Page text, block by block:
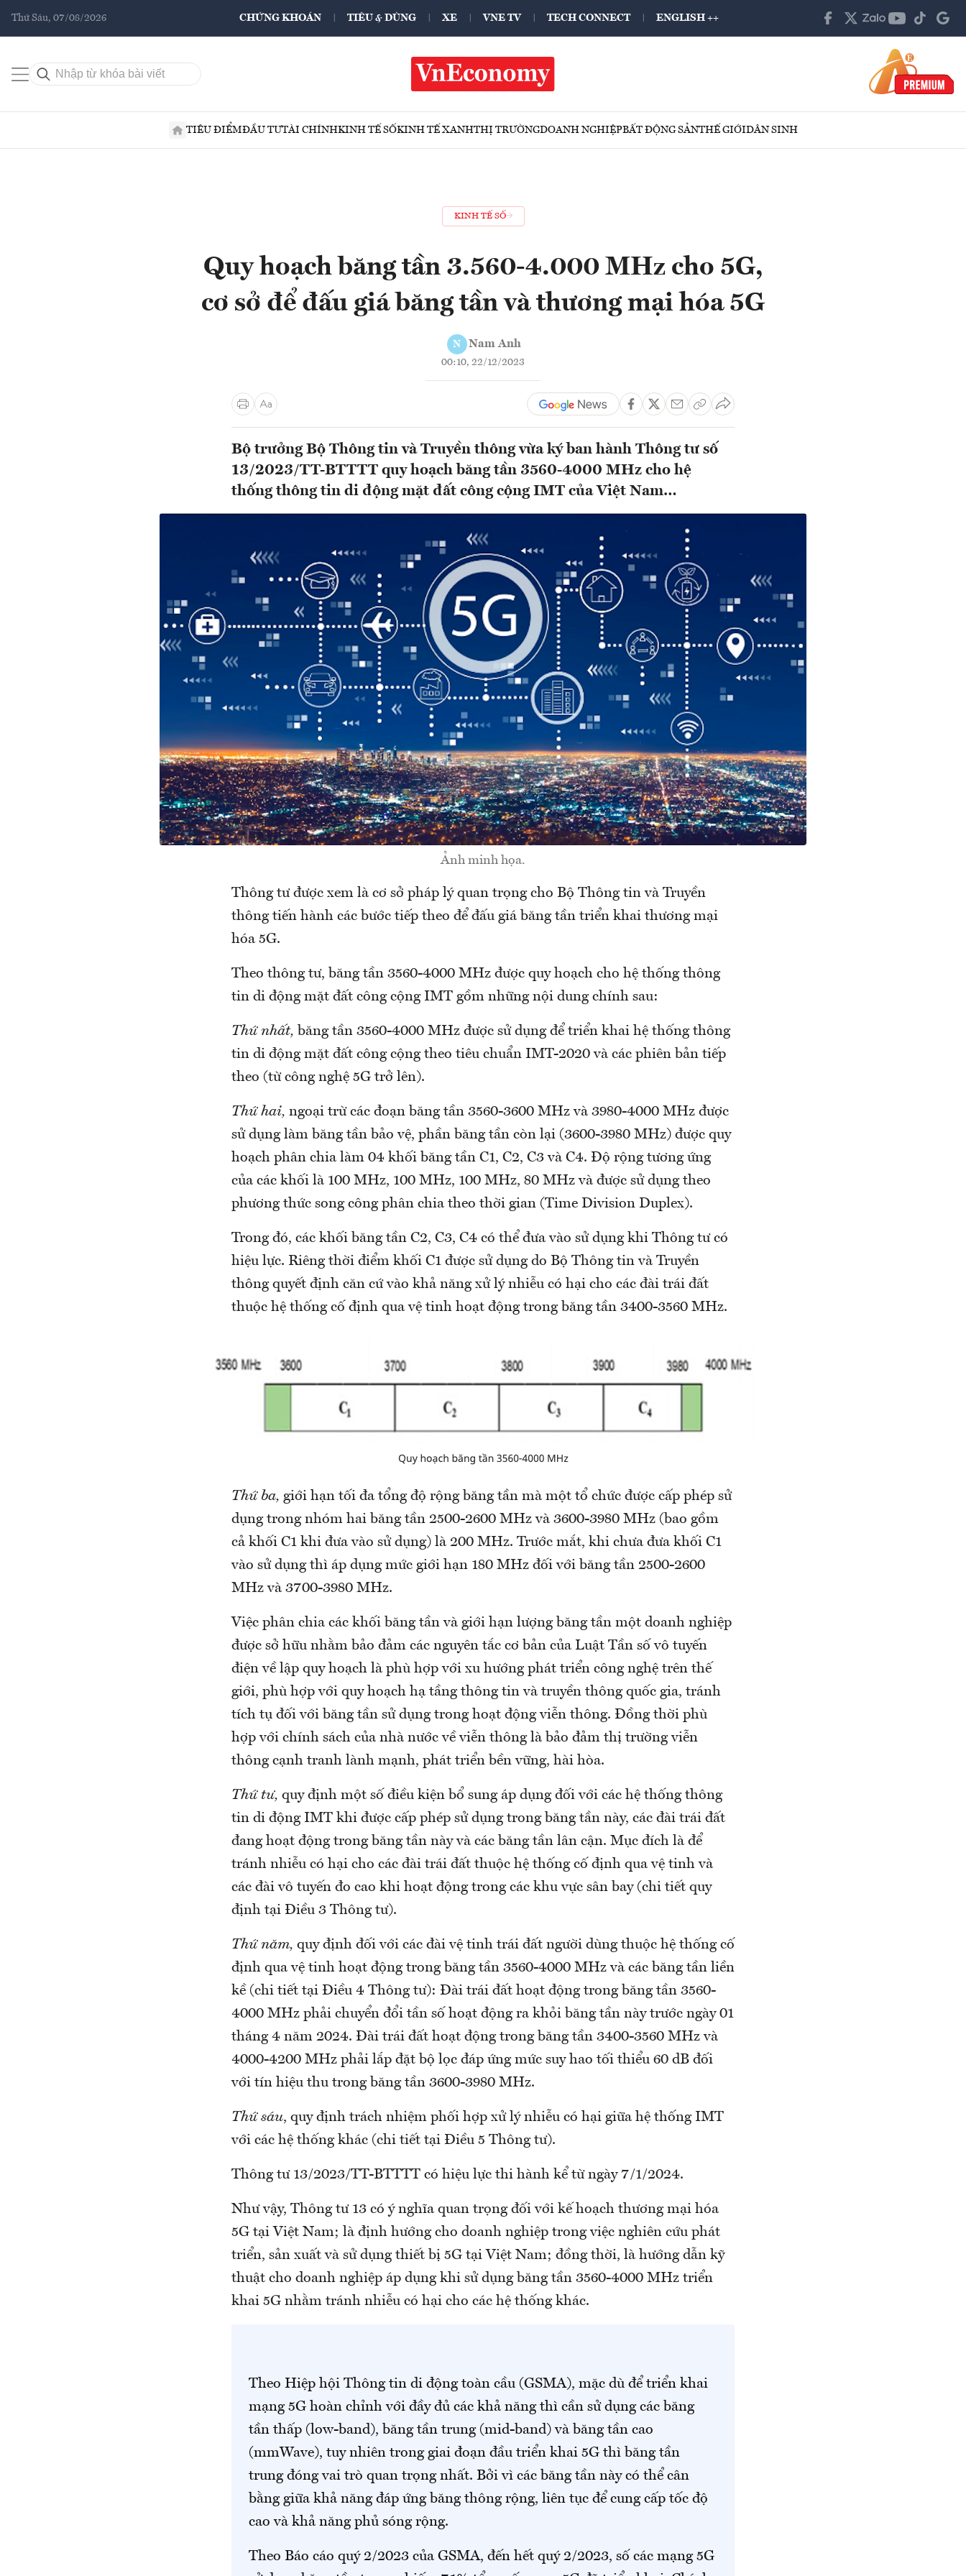
Thứ Sáu, 07/08/2026 CHỨNG KHOÁN TIÊU & DÙNG XE VNE TV TECH CONNECT ENGLISH ++
TIÊU ĐIỂMĐẦU TƯTÀI CHÍNHKINH TẾ SỐKINH TẾ XANHTHỊ TRƯỜNGDOANH NGHIỆPBẤT ĐỘNG SẢNTHẾ GIỚIDÂN SINH
KINH TẾ SỐ
Quy hoạch băng tần 3.560-4.000 MHz cho 5G,
cơ sở để đấu giá băng tần và thương mại hóa 5G
N Nam Anh
00:10, 22/12/2023
Bộ trưởng Bộ Thông tin và Truyền thông vừa ký ban hành Thông tư số
13/2023/TT-BTTTT quy hoạch băng tần 3560-4000 MHz cho hệ
thống thông tin di động mặt đất công cộng IMT của Việt Nam…
Ảnh minh họa.
Thông tư được xem là cơ sở pháp lý quan trọng cho Bộ Thông tin và Truyền
thông tiến hành các bước tiếp theo để đấu giá băng tần triển khai thương mại
hóa 5G.
Theo thông tư, băng tần 3560-4000 MHz được quy hoạch cho hệ thống thông
tin di động mặt đất công cộng IMT gồm những nội dung chính sau:
Thứ nhất, băng tần 3560-4000 MHz được sử dụng để triển khai hệ thống thông
tin di động mặt đất công cộng theo tiêu chuẩn IMT-2020 và các phiên bản tiếp
theo (từ công nghệ 5G trở lên).
Thứ hai, ngoại trừ các đoạn băng tần 3560-3600 MHz và 3980-4000 MHz được
sử dụng làm băng tần bảo vệ, phần băng tần còn lại (3600-3980 MHz) được quy
hoạch phân chia làm 04 khối băng tần C1, C2, C3 và C4. Độ rộng tương ứng
của các khối là 100 MHz, 100 MHz, 100 MHz, 80 MHz và được sử dụng theo
phương thức song công phân chia theo thời gian (Time Division Duplex).
Trong đó, các khối băng tần C2, C3, C4 có thể đưa vào sử dụng khi Thông tư có
hiệu lực. Riêng thời điểm khối C1 được sử dụng do Bộ Thông tin và Truyền
thông quyết định căn cứ vào khả năng xử lý nhiễu có hại cho các đài trái đất
thuộc hệ thống cố định qua vệ tinh hoạt động trong băng tần 3400-3560 MHz.
Thứ ba, giới hạn tối đa tổng độ rộng băng tần mà một tổ chức được cấp phép sử
dụng trong nhóm hai băng tần 2500-2600 MHz và 3600-3980 MHz (bao gồm
cả khối C1 khi đưa vào sử dụng) là 200 MHz. Trước mắt, khi chưa đưa khối C1
vào sử dụng thì áp dụng mức giới hạn 180 MHz đối với băng tần 2500-2600
MHz và 3700-3980 MHz.
Việc phân chia các khối băng tần và giới hạn lượng băng tần một doanh nghiệp
được sở hữu nhằm bảo đảm các nguyên tắc cơ bản của Luật Tần số vô tuyến
điện về lập quy hoạch là phù hợp với xu hướng phát triển công nghệ trên thế
giới, phù hợp với quy hoạch hạ tầng thông tin và truyền thông quốc gia, tránh
tích tụ đối với băng tần sử dụng trong hoạt động viễn thông. Đồng thời phù
hợp với chính sách của nhà nước về viễn thông là bảo đảm thị trường viễn
thông cạnh tranh lành mạnh, phát triển bền vững, hài hòa.
Thứ tư, quy định một số điều kiện bổ sung áp dụng đối với các hệ thống thông
tin di động IMT khi được cấp phép sử dụng trong băng tần này, các đài trái đất
đang hoạt động trong băng tần này và các băng tần lân cận. Mục đích là để
tránh nhiễu có hại cho các đài trái đất thuộc hệ thống cố định qua vệ tinh và
các đài vô tuyến đo cao khi hoạt động trong các khu vực sân bay (chi tiết quy
định tại Điều 3 Thông tư).
Thứ năm, quy định đối với các đài vệ tinh trái đất người dùng thuộc hệ thống cố
định qua vệ tinh hoạt động trong băng tần 3560-4000 MHz và các băng tần liền
kề (chi tiết tại Điều 4 Thông tư): Đài trái đất hoạt động trong băng tần 3560-
4000 MHz phải chuyển đổi tần số hoạt động ra khỏi băng tần này trước ngày 01
tháng 4 năm 2024. Đài trái đất hoạt động trong băng tần 3400-3560 MHz và
4000-4200 MHz phải lắp đặt bộ lọc đáp ứng mức suy hao tối thiểu 60 dB đối
với tín hiệu thu trong băng tần 3600-3980 MHz.
Thứ sáu, quy định trách nhiệm phối hợp xử lý nhiễu có hại giữa hệ thống IMT
với các hệ thống khác (chi tiết tại Điều 5 Thông tư).
Thông tư 13/2023/TT-BTTTT có hiệu lực thi hành kể từ ngày 7/1/2024.
Như vậy, Thông tư 13 có ý nghĩa quan trọng đối với kế hoạch thương mại hóa
5G tại Việt Nam; là định hướng cho doanh nghiệp trong việc nghiên cứu phát
triển, sản xuất và sử dụng thiết bị 5G tại Việt Nam; đồng thời, là hướng dẫn kỹ
thuật cho doanh nghiệp áp dụng khi sử dụng băng tần 3560-4000 MHz triển
khai 5G nhằm tránh nhiễu có hại cho các hệ thống khác.
Theo Hiệp hội Thông tin di động toàn cầu (GSMA), mặc dù để triển khai
mạng 5G hoàn chỉnh với đầy đủ các khả năng thì cần sử dụng các băng
tần thấp (low-band), băng tần trung (mid-band) và băng tần cao
(mmWave), tuy nhiên trong giai đoạn đầu triển khai 5G thì băng tần
trung đóng vai trò quan trọng nhất. Bởi vì các băng tần này có thể cân
bằng giữa khả năng đáp ứng băng thông rộng, liên tục để cung cấp tốc độ
cao và khả năng phủ sóng rộng.
Theo Báo cáo quý 2/2023 của GSMA, đến hết quý 2/2023, số các mạng 5G